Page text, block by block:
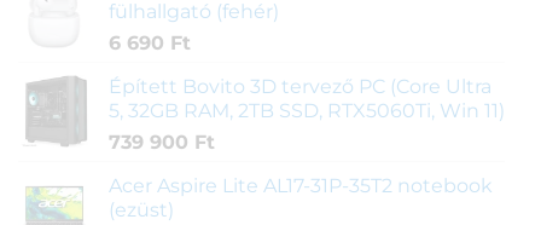
fülhallgató (fehér)
6 690 Ft
Épített Bovito 3D tervező PC (Core Ultra
5, 32GB RAM, 2TB SSD, RTX5060Ti, Win 11)
739 900 Ft
Acer Aspire Lite AL17-31P-35T2 notebook
(ezüst)